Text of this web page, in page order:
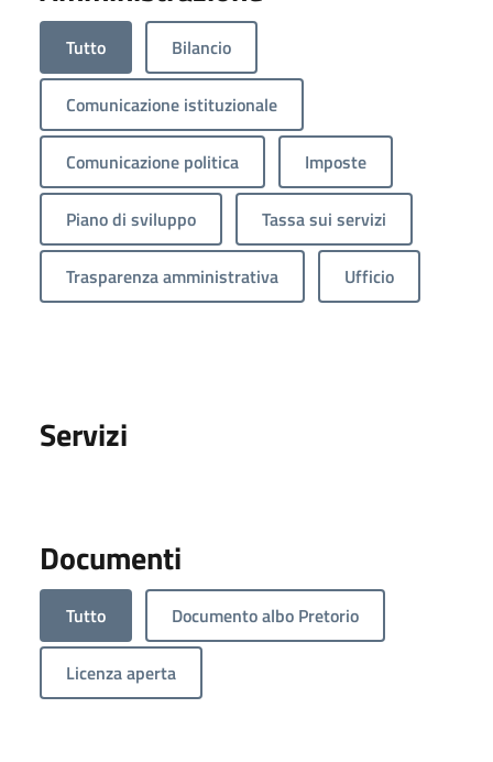
Tutto Bilancio
Comunicazione istituzionale
Comunicazione politica Imposte
Piano di sviluppo Tassa sui servizi
Trasparenza amministrativa Ufficio
Servizi
Documenti
Tutto Documento albo Pretorio
Licenza aperta